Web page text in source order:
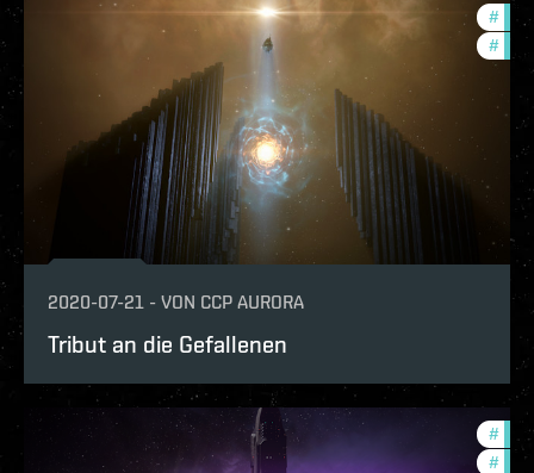
#
#
2020-07-21 - VON CCP AURORA
Tribut an die Gefallenen
#
#